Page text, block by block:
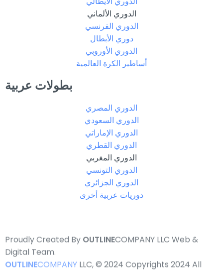
الدوري الألماني
الدوري الفرنسي
دوري الأبطال
الدوري الأوروبي
أساطير الكرة العالمية
بطولات عربية
الدوري المصري
الدوري السعودي
الدوري الإماراتي
الدوري القطري
الدوري المغربي
الدوري التونسي
الدوري الجزائري
دوريات عربية أخرى
Digital Team.
OUTLINECOMPANY